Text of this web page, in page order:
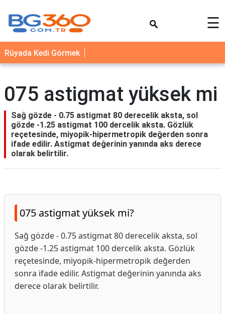
YEMEK
TARİFLERİ
NEDİR
FAYDALARI
SAĞLIK
İLETİŞİM
☰
Rüyada Kedi Görmek
075 astigmat yüksek mi
Sağ gözde - 0.75 astigmat 80 derecelik aksta, sol
gözde -1.25 astigmat 100 dercelik aksta. Gözlük
reçetesinde, miyopik-hipermetropik değerden sonra
ifade edilir. Astigmat değerinin yanında aks derece
olarak belirtilir.
075 astigmat yüksek mi?
Sağ gözde - 0.75 astigmat 80 derecelik aksta, sol
gözde -1.25 astigmat 100 dercelik aksta. Gözlük
reçetesinde, miyopik-hipermetropik değerden
sonra ifade edilir. Astigmat değerinin yanında aks
derece olarak belirtilir.